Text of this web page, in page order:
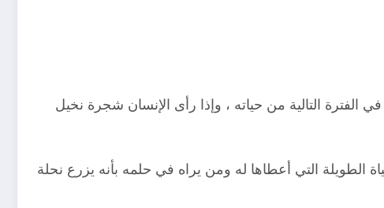
التالية من حياته ، وإذا رأى الإنسان شجرة نخيل
الطويلة التي أعطاها له ومن يراه في حلمه بأنه يزرع نحلة